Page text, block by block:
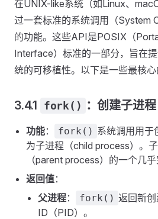
在UNIX-like系统（如Linux、
过一套标准的系统调用（System
的功能。这些API是POSIX（
Interface）标准的一部分，旨在
统的可移植性。以下是一些最核心
3.4.1 fork() ：创建子进程
功能： fork() 系统调用用于
为子进程（child process）。
（parent process）的一个几乎
返回值：
父进程： fork() 返回新
ID（PID）。